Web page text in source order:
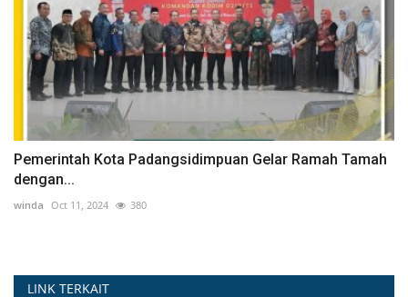
Pemerintah Kota Padangsidimpuan Gelar Ramah Tamah
dengan...
winda Oct 11, 2024 380
LINK TERKAIT